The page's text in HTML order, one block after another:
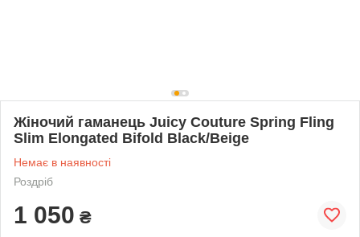
Жіночий гаманець Juicy Couture Spring Fling
Slim Elongated Bifold Black/Beige
Немає в наявності
Роздріб
1 050 ₴